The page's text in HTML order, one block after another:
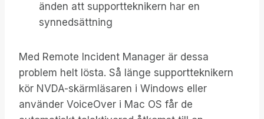
änden att supportteknikern har en
synnedsättning
Med Remote Incident Manager är dessa
problem helt lösta. Så länge supportteknikern
kör NVDA-skärmläsaren i Windows eller
använder VoiceOver i Mac OS får de